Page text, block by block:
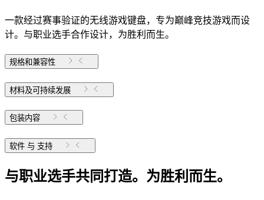
一款经过赛事验证的无线游戏键盘，专为巅峰竞技游戏而设
计。与职业选手合作设计，为胜利而生。
规格和兼容性
材料及可持续发展
包装内容
软件 与 支持
与职业选手共同打造。为胜利而生。